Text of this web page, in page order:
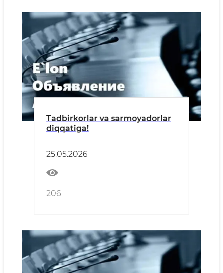
Tadbirkorlar va sarmoyadorlar
diqqatiga!
25.05.2026
206